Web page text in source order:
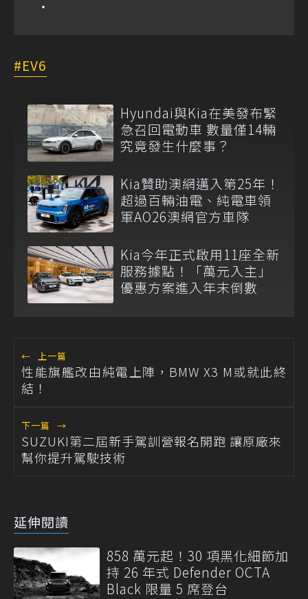
EV6
Hyundai與Kia在美發布緊
急召回電動車 數量僅14輛
究竟發生什麼事？
Kia贊助澳網邁入第25年！
超過百輛油電、純電車領
軍AO26澳網官方車隊
Kia今年正式啟用11座全新
服務據點！「萬元入主」
優惠方案進入年末倒數
← 上一篇
性能旗艦改由純電上陣，BMW X3 M或就此終
結！
下一篇 →
SUZUKI第二屆新手駕訓營報名開跑 讓原廠來
幫你提升駕駛技術
延伸閱讀
858 萬元起！30 項黑化細節加
持 26 年式 Defender OCTA
Black 限量 5 席登台